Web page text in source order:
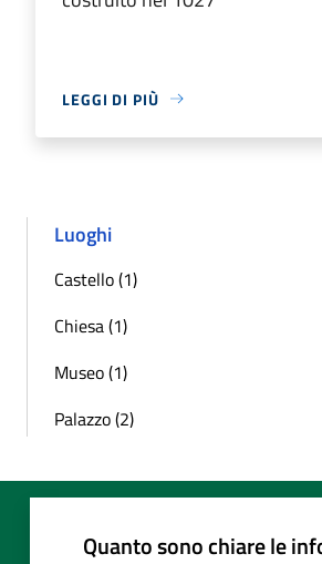
LEGGI DI PIÙ
Luoghi
Castello (1)
Chiesa (1)
Museo (1)
Palazzo (2)
Quanto sono chiare le